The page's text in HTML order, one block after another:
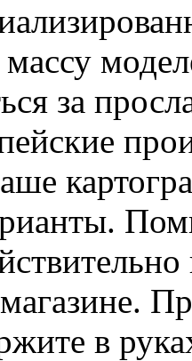
массу
за
в